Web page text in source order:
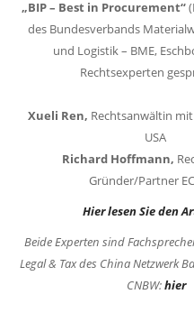
„BIP – Best in Procurement“
des Bundesverbands
und Logistik – BME,
Rechtsexperten
Xueli Ren, Rechtsanwältin
USA
Richard Hoffmann,
Gründer/Partner
Hier lesen Sie den
Beide Experten sind
Legal & Tax des China Netzwerk
CNBW:hier